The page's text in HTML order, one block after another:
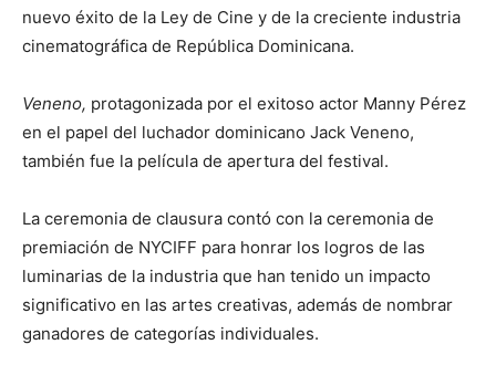
nuevo éxito de la Ley de Cine y de la creciente industria
cinematográfica de República Dominicana.
Veneno, protagonizada por el exitoso actor Manny Pérez
en el papel del luchador dominicano Jack Veneno,
también fue la película de apertura del festival.
La ceremonia de clausura contó con la ceremonia de
premiación de NYCIFF para honrar los logros de las
luminarias de la industria que han tenido un impacto
significativo en las artes creativas, además de nombrar
ganadores de categorías individuales.